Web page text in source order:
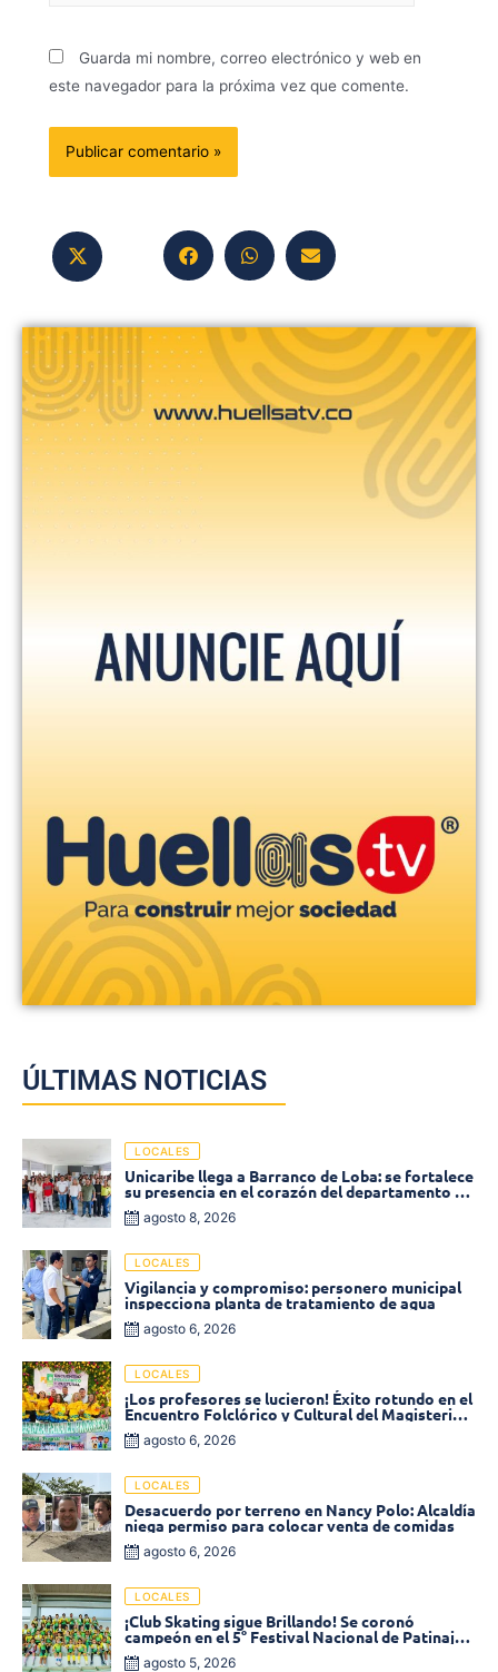
Guarda mi nombre, correo electrónico y web en
este navegador para la próxima vez que comente.
ÚLTIMAS NOTICIAS
LOCALES
Unicaribe llega a Barranco de Loba: se fortalece
su presencia en el corazón del departamento de
Bolívar
agosto 8, 2026
LOCALES
Vigilancia y compromiso: personero municipal
inspecciona planta de tratamiento de agua
agosto 6, 2026
LOCALES
¡Los profesores se lucieron! Éxito rotundo en el
Encuentro Folclórico y Cultural del Magisterio
2026 en Ciénaga
agosto 6, 2026
LOCALES
Desacuerdo por terreno en Nancy Polo: Alcaldía
niega permiso para colocar venta de comidas
agosto 6, 2026
LOCALES
¡Club Skating sigue Brillando! Se coronó
campeón en el 5° Festival Nacional de Patinaje
«Soledad sobre Ruedas»
agosto 5, 2026